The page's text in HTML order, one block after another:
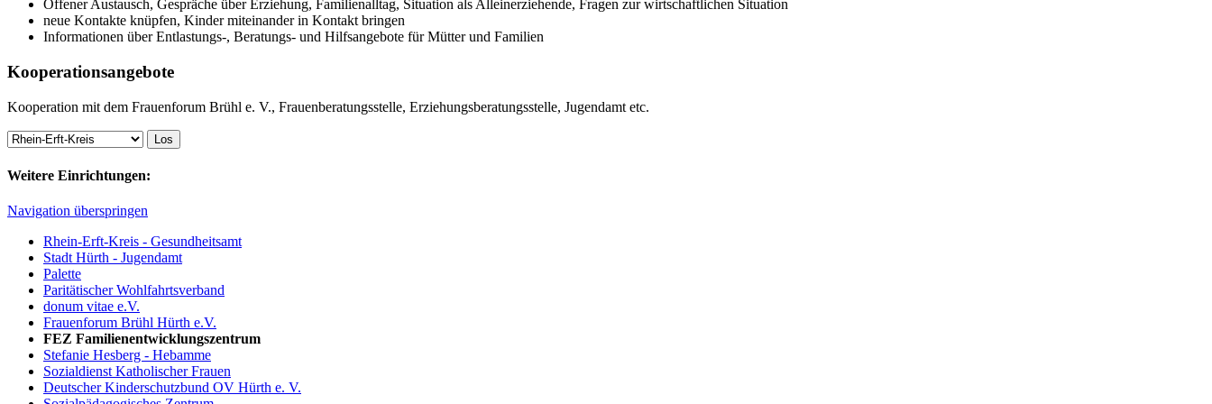
Offener Austausch, Gespräche über Erziehung, Familienalltag, Situation als Alleinerziehende, Fragen zur wirtschaftlichen Situation
neue Kontakte knüpfen, Kinder miteinander in Kontakt bringen
Informationen über Entlastungs-, Beratungs- und Hilfsangebote für Mütter und Familien
Kooperationsangebote
Kooperation mit dem Frauenforum Brühl e. V., Frauenberatungsstelle, Erziehungsberatungsstelle, Jugendamt etc.
Weitere Einrichtungen:
Navigation überspringen
Rhein-Erft-Kreis - Gesundheitsamt
Stadt Hürth - Jugendamt
Palette
Paritätischer Wohlfahrtsverband
donum vitae e.V.
Frauenforum Brühl Hürth e.V.
FEZ Familienentwicklungszentrum
Stefanie Hesberg - Hebamme
Sozialdienst Katholischer Frauen
Deutscher Kinderschutzbund OV Hürth e. V.